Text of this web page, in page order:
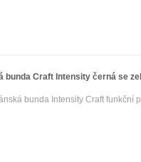
bunda Craft Intensity černá se
bunda Intensity Craft funkční